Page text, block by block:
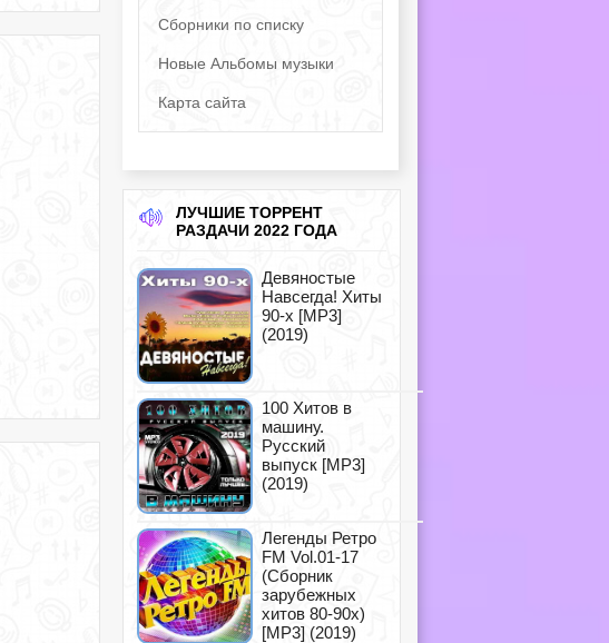
Сборники по списку
Новые Альбомы музыки
Карта сайта
ЛУЧШИЕ ТОРРЕНТ
РАЗДАЧИ 2022 ГОДА
Девяностые
Навсегда! Хиты
90-х [MP3]
(2019)
100 Хитов в
машину.
Русский
выпуск [MP3]
(2019)
Легенды Ретро
FM Vol.01-17
(Сборник
зарубежных
хитов 80-90х)
[MP3] (2019)